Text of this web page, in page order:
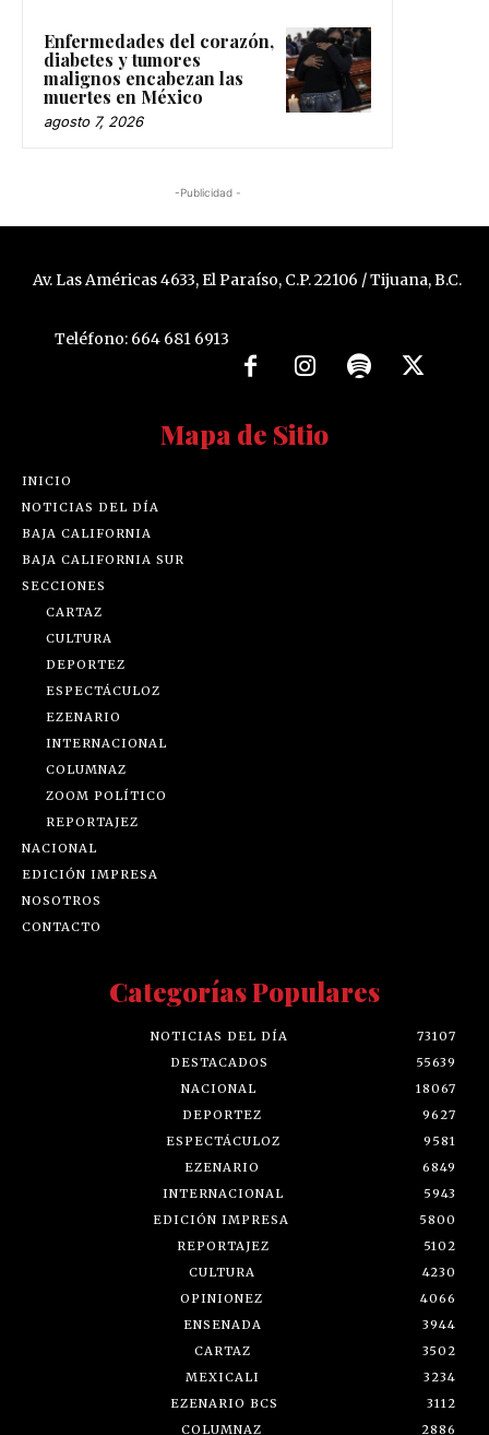
Enfermedades del corazón,
diabetes y tumores
malignos encabezan las
muertes en México
agosto 7, 2026
-Publicidad -
Av. Las Américas 4633, El Paraíso, C.P. 22106 / Tijuana, B.C.
Teléfono: 664 681 6913
Mapa de Sitio
INICIO
NOTICIAS DEL DÍA
BAJA CALIFORNIA
BAJA CALIFORNIA SUR
SECCIONES
CARTAZ
CULTURA
DEPORTEZ
ESPECTÁCULOZ
EZENARIO
INTERNACIONAL
COLUMNAZ
ZOOM POLÍTICO
REPORTAJEZ
NACIONAL
EDICIÓN IMPRESA
NOSOTROS
CONTACTO
Categorías Populares
NOTICIAS DEL DÍA
73107
DESTACADOS
55639
NACIONAL
18067
DEPORTEZ
9627
ESPECTÁCULOZ
9581
EZENARIO
6849
INTERNACIONAL
5943
EDICIÓN IMPRESA
5800
REPORTAJEZ
5102
CULTURA
4230
OPINIONEZ
4066
ENSENADA
3944
CARTAZ
3502
MEXICALI
3234
EZENARIO BCS
3112
COLUMNAZ
2886